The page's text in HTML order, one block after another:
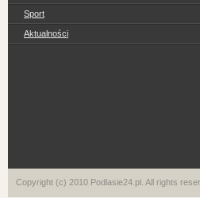
Sport
Aktualności
Copyright (c) 2010 Podlasie24.pl. All rights